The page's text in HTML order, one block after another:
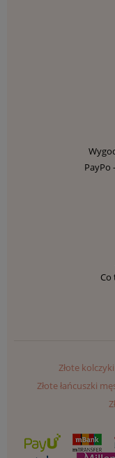
PayPo
Co
Złote kolczyki
Złote łańcuszki